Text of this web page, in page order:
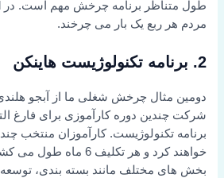
مردم هر ربع یک بار می چرخند.
2. برنامه تکنولوژیست هاینکن
شرکت چندین دوره کارآموزی برای فارغ
برنامه تکنولوژیست. کارآموزان منتخب
خواهند کرد و هر تکلیف 6
بخش های مختلف مانند بسته بندی،